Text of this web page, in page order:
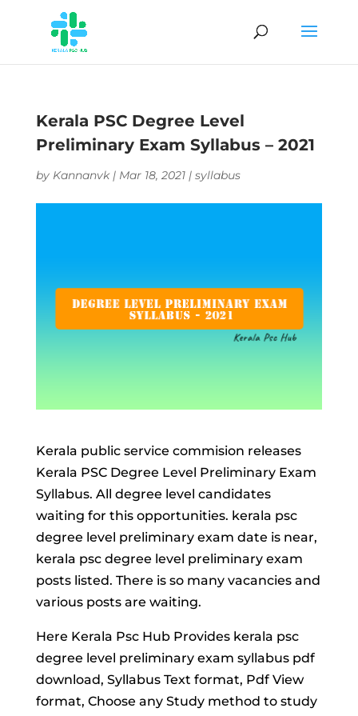
Kerala PSC Degree Level
Preliminary Exam Syllabus – 2021
by Kannanvk| Mar 18, 2021| syllabus
Kerala public service commision releases
Kerala PSC Degree Level Preliminary Exam
Syllabus. All degree level candidates
waiting for this opportunities. kerala psc
degree level preliminary exam date is near,
kerala psc degree level preliminary exam
posts listed. There is so many vacancies and
various posts are waiting.
Here Kerala Psc Hub Provides kerala psc
degree level preliminary exam syllabus pdf
download, Syllabus Text format, Pdf View
format, Choose any Study method to study